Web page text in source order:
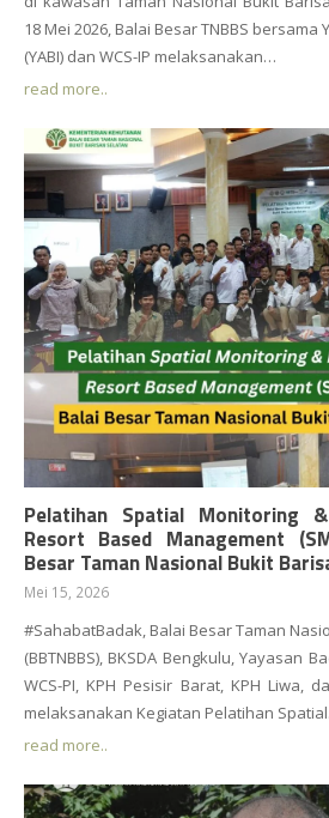
18 Mei 2026, Balai Besar TNBBS
(YABI) dan WCS-IP melaksanakan…
read more..
Pelatihan Spatial Monitoring
Resort Based Management
Besar Taman Nasional Bukit
Mei 15, 2026
#SahabatBadak, Balai Besar Taman
(BBTNBBS), BKSDA Bengkulu, Yayasan
WCS-PI, KPH Pesisir Barat, KPH Liwa,
melaksanakan Kegiatan Pelatihan
read more..